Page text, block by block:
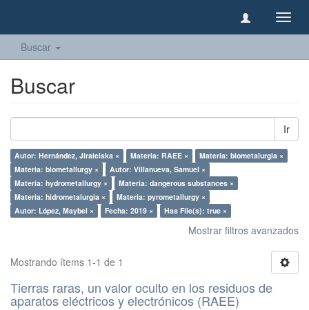
Buscar
Buscar
Ir
Autor: Hernández, Jiraleiska × Materia: RAEE ×
Materia: biometalurgia ×
Materia: biometallurgy ×
Autor: Villanueva, Samuel ×
Materia: hydrometallurgy ×
Materia: dangerous substances ×
Materia: hidrometalurgia ×
Materia: pyrometallurgy ×
Autor: López, Maybel ×
Fecha: 2019 × Has File(s): true ×
Mostrar filtros avanzados
Mostrando ítems 1-1 de 1
Tierras raras, un valor oculto en los residuos de
aparatos eléctricos y electrónicos (RAEE)